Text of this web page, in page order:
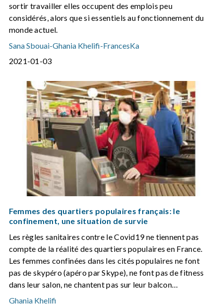
sortir travailler elles occupent des emplois peu
considérés, alors que si essentiels au fonctionnement du
monde actuel.
Sana Sbouai-Ghania Khelifi-FrancesKa
2021-01-03
Femmes des quartiers populaires français: le
confinement, une situation de survie
Les règles sanitaires contre le Covid19 ne tiennent pas
compte de la réalité des quartiers populaires en France.
Les femmes confinées dans les cités populaires ne font
pas de skypéro (apéro par Skype), ne font pas de fitness
dans leur salon, ne chantent pas sur leur balcon…
Ghania Khelifi